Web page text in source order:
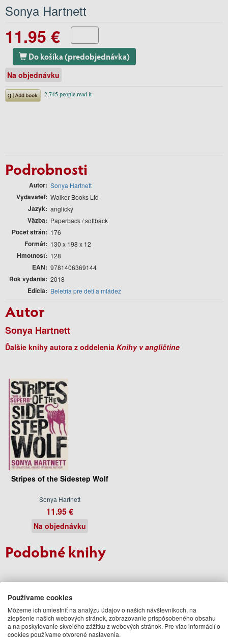
Sonya Hartnett
11.95 €
Do košíka (predobjednávka)
Na objednávku
Podrobnosti
Autor Sonya Hartnett
Vydavateľ Walker Books Ltd
Jazyk anglický
Väzba Paperback / softback
Počet strán 176
Formát 130 x 198 x 12
Hmotnosť 128
EAN 9781406369144
Rok vydania 2018
Edícia Beletria pre deti a mládež
Autor
Sonya Hartnett
Ďalšie knihy autora z oddelenia Knihy v angličtine
Stripes of the Sidestep Wolf
Sonya Hartnett
11.95 €
Na objednávku
Podobné knihy
Používame cookies
Môžeme ich umiestniť na analýzu údajov o našich návštevníkoch, na
zlepšenie našich webových stránok, zobrazovanie prispôsobeného obsahu
a na poskytovanie skvelého zážitku z webových stránok. Pre viac informácií o
cookies používame otvorené nastavenia.